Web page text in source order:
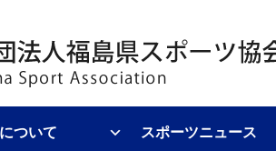
ついて スポーツニュース